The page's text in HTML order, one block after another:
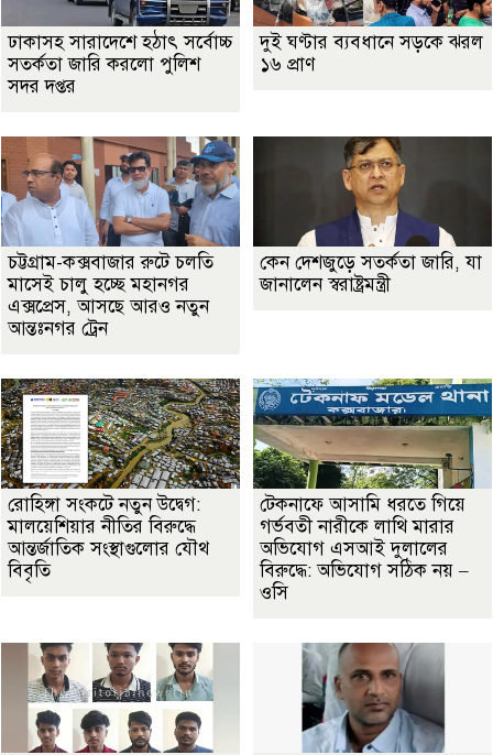
ঢাকাসহ সারাদেশে হঠাৎ সর্বোচ্চ
সতর্কতা জা‌রি করলো পুলিশ
সদর দপ্তর
দুই ঘণ্টার ব্যবধানে সড়কে ঝরল
১৬ প্রাণ
চট্টগ্রাম-কক্সবাজার রুটে চলতি
মাসেই চালু হচ্ছে মহানগর
এক্সপ্রেস, আসছে আরও নতুন
আন্তঃনগর ট্রেন
কেন দেশজুড়ে সতর্কতা জারি, যা
জানালেন স্বরাষ্ট্রমন্ত্রী
রোহিঙ্গা সংকটে নতুন উদ্বেগ:
মালয়েশিয়ার নীতির বিরুদ্ধে
আন্তর্জাতিক সংস্থাগুলোর যৌথ
বিবৃতি
টেকনাফে আসামি ধরতে গিয়ে
গর্ভবতী নারীকে লাথি মারার
অভিযোগ এসআই দুলালের
বিরুদ্ধে: অভিযোগ সঠিক নয় –
ওসি